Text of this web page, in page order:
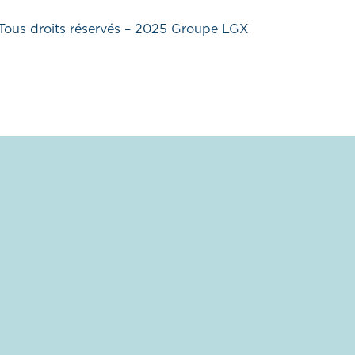
droits réservés – 2025 Groupe LGX